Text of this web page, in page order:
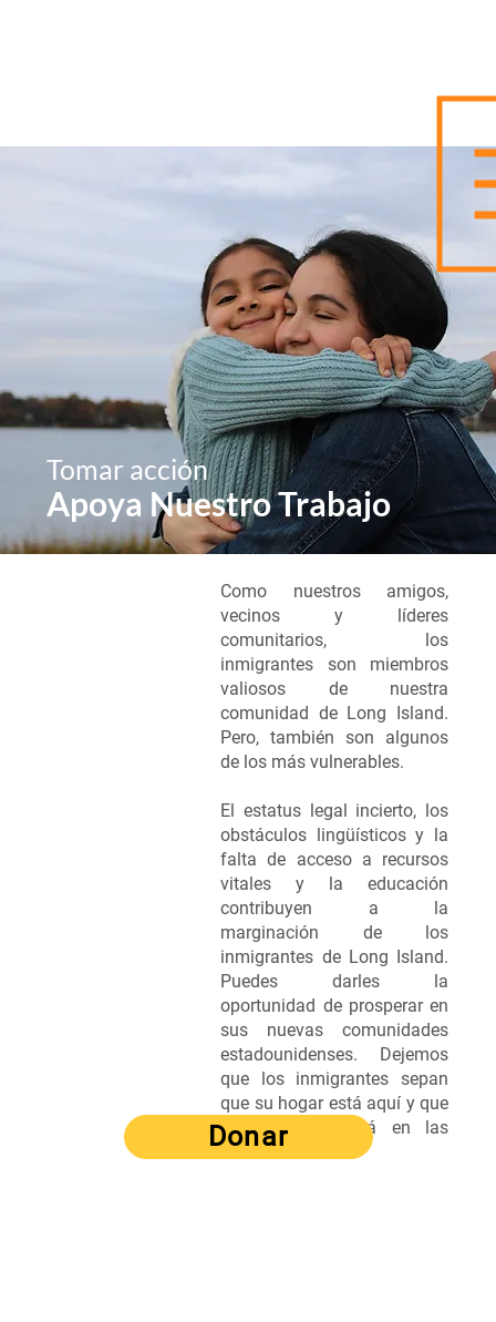
Como nuestros amigos,
vecinos y líderes
comunitarios, los
inmigrantes son miembros
valiosos de nuestra
comunidad de Long Island.
Pero, también son algunos
de los más vulnerables.
El estatus legal incierto, los
obstáculos lingüísticos y la
falta de acceso a recursos
vitales y la educación
contribuyen a la
marginación de los
inmigrantes de Long Island.
Puedes darles la
oportunidad de prosperar en
sus nuevas comunidades
estadounidenses. Dejemos
que los inmigrantes sepan
que su hogar está aquí y que
su lugar no está en las
sombras.
Donar
Apoya Nuestro Trabajo
Tomar acción